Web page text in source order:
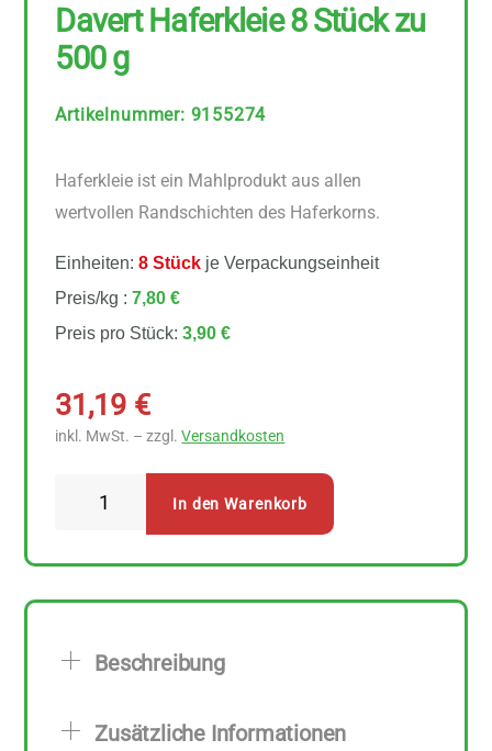
Davert Haferkleie 8 Stück zu
500 g
Artikelnummer: 9155274
Haferkleie ist ein Mahlprodukt aus allen
wertvollen Randschichten des Haferkorns.
Einheiten:8 Stück je Verpackungseinheit
Preis/kg :7,80 €
Preis pro Stück:3,90 €
31,19 €
inkl. MwSt. – zzgl.Versandkosten
500
In den Warenkorb
Beschreibung
Zusätzliche Informationen